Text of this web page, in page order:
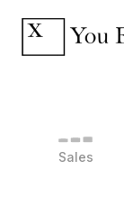
Sales